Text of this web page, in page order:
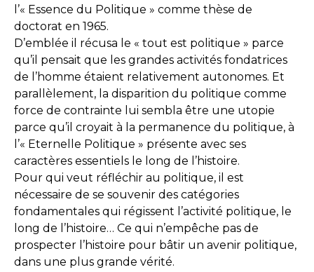
l’« Essence du Politique » comme thèse de
doctorat en 1965.
D’emblée il récusa le « tout est politique » parce
qu’il pensait que les grandes activités fondatrices
de l’homme étaient relativement autonomes. Et
parallèlement, la disparition du politique comme
force de contrainte lui sembla être une utopie
parce qu’il croyait à la permanence du politique, à
l’« Eternelle Politique » présente avec ses
caractères essentiels le long de l’histoire.
Pour qui veut réfléchir au politique, il est
nécessaire de se souvenir des catégories
fondamentales qui régissent l’activité politique, le
long de l’histoire… Ce qui n’empêche pas de
prospecter l’histoire pour bâtir un avenir politique,
dans une plus grande vérité.